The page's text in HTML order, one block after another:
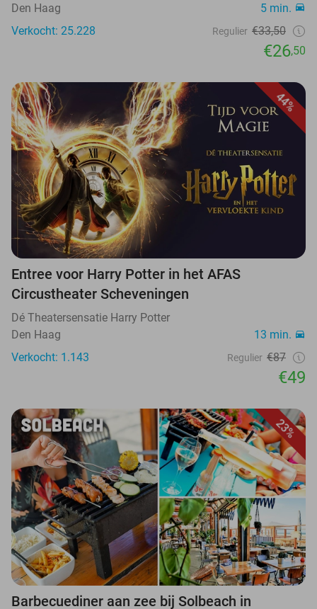
Den Haag
5 min.
Verkocht: 25.228
Regulier €33,50
€26,50
44%
Entree voor Harry Potter in het AFAS
Circustheater Scheveningen
Dé Theatersensatie Harry Potter
Den Haag
13 min.
Verkocht: 1.143
Regulier €87
€49
23%
Barbecuediner aan zee bij Solbeach in